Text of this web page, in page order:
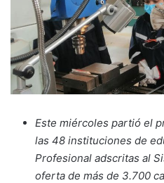
Este miércoles partió el
las 48 instituciones de
Profesional adscritas al
oferta de más de 3.700